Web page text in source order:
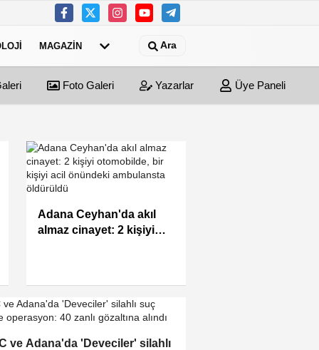
MAGAZIN Ara
Foto Galeri Yazarlar Üye Paneli
Adana Ceyhan'da akıl
almaz cinayet: 2 kişiyi
ve Adana'da 'Deveciler' silahlı